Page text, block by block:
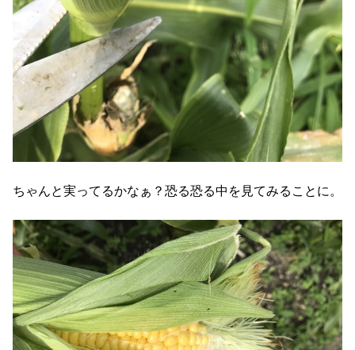
ちゃんと実ってるかなぁ？恐る恐る中を見てみることに。